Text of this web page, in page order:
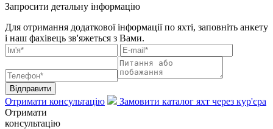
Запросити детальну інформацію
Для отримання додаткової інформації по яхті, заповніть анкету
і наш фахівець зв'яжеться з Вами.
Відправити
Отримати консультацію
Замовити каталог яхт через кур'єра
Отримати
консультацію